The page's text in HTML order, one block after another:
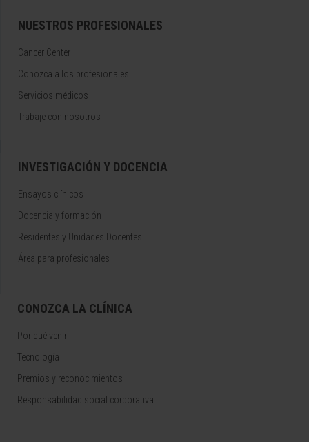
NUESTROS PROFESIONALES
Cancer Center
Conozca a los profesionales
Servicios médicos
Trabaje con nosotros
INVESTIGACIÓN Y DOCENCIA
Ensayos clínicos
Docencia y formación
Residentes y Unidades Docentes
Área para profesionales
CONOZCA LA CLÍNICA
Por qué venir
Tecnología
Premios y reconocimientos
Responsabilidad social corporativa